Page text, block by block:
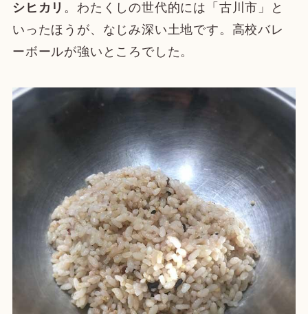
シヒカリ 。わたくしの世代的には「古川市」と
いったほうが、なじみ深い土地です。高校バレ
ーボールが強いところでした。